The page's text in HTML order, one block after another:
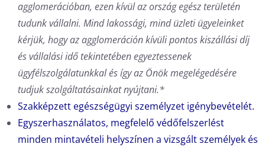
agglomerációban, ezen kívül az ország egész területén
tudunk vállalni. Mind lakossági, mind üzleti ügyeleinket
kérjük, hogy az agglomeráción kívüli pontos kiszállási díj
és vállalási idő tekintetében egyeztessenek
ügyfélszolgálatunkkal és így az Önök megelégedésére
tudjuk szolgáltatásainkat nyújtani.*
Szakképzett egészségügyi személyzet igénybevételét.
Egyszerhasználatos, megfelelő védőfelszerlést
minden mintavételi helyszínen a vizsgált személyek és